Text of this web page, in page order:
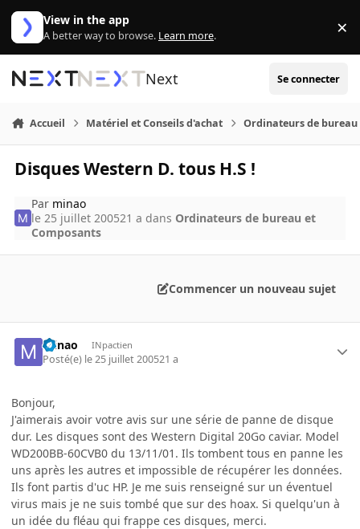
Aller au contenu
View in the app
A better way to browse. Learn more. ×
Next Se connecter
Accueil Matériel et Conseils d'achat Ordinateurs de bureau
Disques Western D. tous H.S !
Par minao
le 25 juillet 200521 a dans Ordinateurs de bureau et
Composants
Commencer un nouveau sujet
minao INpactien
Posté(e) le 25 juillet 200521 a
Bonjour,
J'aimerais avoir votre avis sur une série de panne de disque
dur. Les disques sont des Western Digital 20Go caviar. Model
WD200BB-60CVB0 du 13/11/01. Ils tombent tous en panne les
uns après les autres et impossible de récupérer les données.
Ils font partis d'uc HP. Je me suis renseigné sur un éventuel
virus mais je ne suis tombé que sur des hoax. Si quelqu'un à
un idée du fléau qui frappe ces disques, merci.